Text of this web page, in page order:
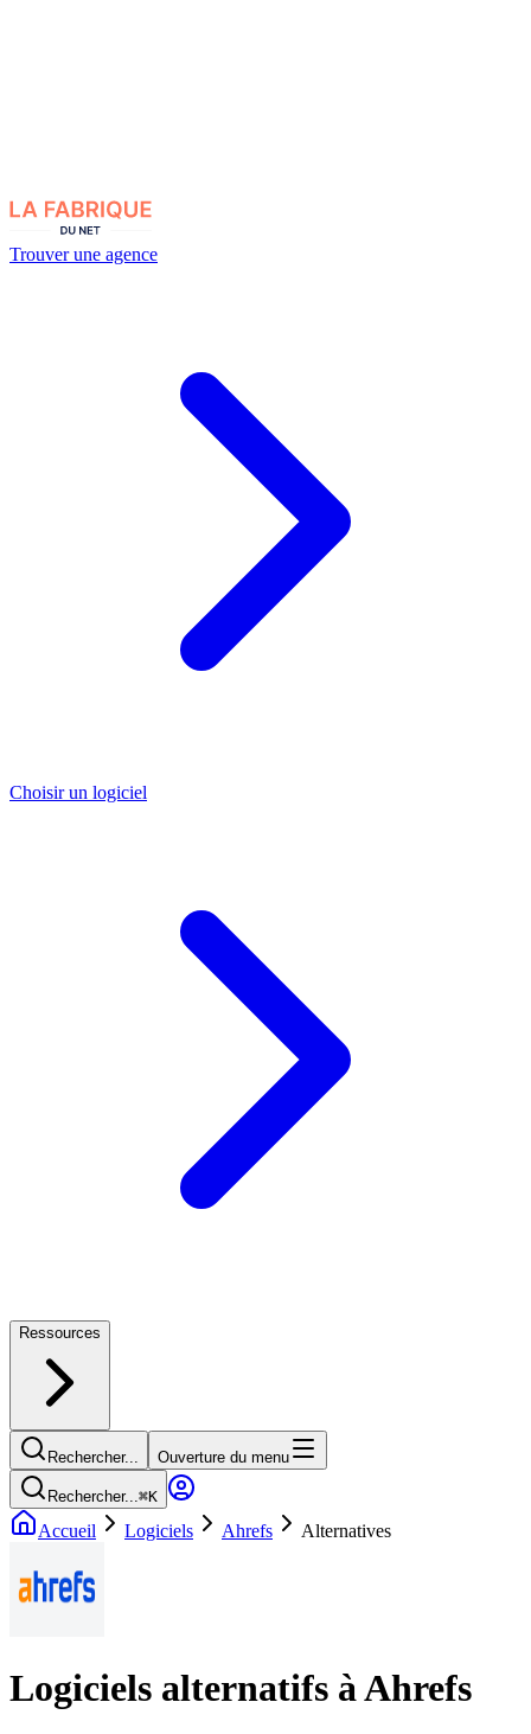
Trouver une agence
Choisir un logiciel
Ressources
Rechercher... Ouverture du menu
Rechercher...⌘K
Accueil Logiciels Ahrefs Alternatives
Logiciels alternatifs à Ahrefs